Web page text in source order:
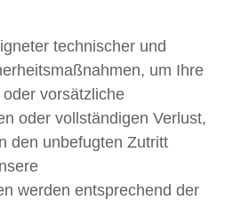
technischer und
um Ihre
vorsätzliche
oder vollständigen Verlust,
den unbefugten Zutritt
werden entsprechend der